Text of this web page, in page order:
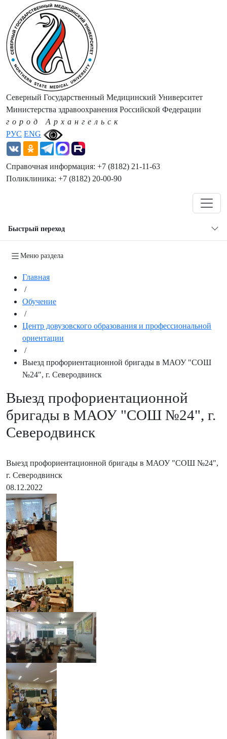
РУС ENG
Северный Государственный Медицинский Университет
Министерства здравоохранения Российской Федерации
город Архангельск
Справочная информация: +7 (8182) 21-11-63
Поликлиника: +7 (8182) 20-00-90
Быстрый переход
Меню раздела
Главная
/
Обучение
/
Центр довузовского образования и профессиональной
ориентации
/
Выезд профориентационной бригады в МАОУ "СОШ
№24", г. Северодвинск
Выезд профориентационной
бригады в МАОУ "СОШ №24", г.
Северодвинск
Выезд профориентационной бригады в МАОУ "СОШ №24",
г. Северодвинск
08.12.2022